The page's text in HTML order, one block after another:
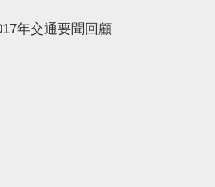
年交通要聞回顧